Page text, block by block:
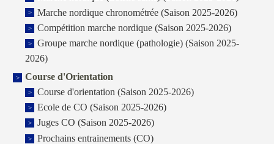
Marche nordique chronométrée (Saison 2025-2026)
Compétition marche nordique (Saison 2025-2026)
Groupe marche nordique (pathologie) (Saison 2025-
2026)
Course d'Orientation
Course d'orientation (Saison 2025-2026)
Ecole de CO (Saison 2025-2026)
Juges CO (Saison 2025-2026)
Prochains entrainements (CO)